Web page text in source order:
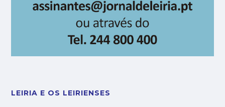
LEIRIA E OS LEIRIENSES